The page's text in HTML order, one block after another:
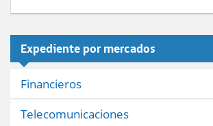
Expediente por mercados
Financieros
Telecomunicaciones